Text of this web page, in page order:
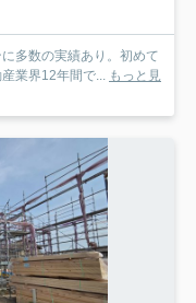
多数の実績あり。初めて
業界12年間で... もっと見